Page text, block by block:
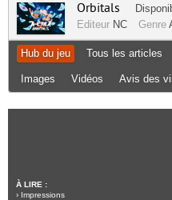
Orbitals
Editeur NC Genre
Hub du jeu Tous les articles
Images Vidéos Avis des
À LIRE :
› Impressions